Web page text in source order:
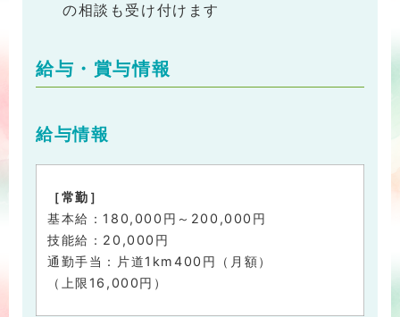
の相談も受け付けます
給与・賞与情報
給与情報
［常勤］
基本給：180,000円～200,000円
技能給：20,000円
通勤手当：片道1km400円（月額）
（上限16,000円）